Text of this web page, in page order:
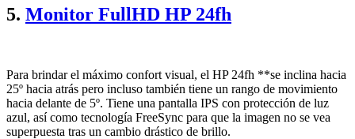
5. Monitor FullHD HP 24fh
Para brindar el máximo confort visual, el HP 24fh **se inclina hacia
25º hacia atrás pero incluso también tiene un rango de movimiento
hacia delante de 5º. Tiene una pantalla IPS con protección de luz
azul, así como tecnología FreeSync para que la imagen no se vea
superpuesta tras un cambio drástico de brillo.